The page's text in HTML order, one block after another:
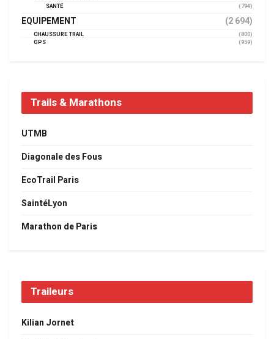
SANTÉ
(794)
EQUIPEMENT (2 694)
CHAUSSURE TRAIL
(800)
GPS
(959)
Trails & Marathons
UTMB
Diagonale des Fous
EcoTrail Paris
SaintéLyon
Marathon de Paris
Traileurs
Kilian Jornet